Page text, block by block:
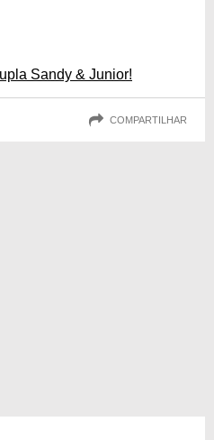
Sandy & Junior!
COMPARTILHAR